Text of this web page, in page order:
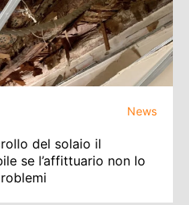
News
del solaio il
se l’affittuario non lo